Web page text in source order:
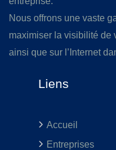
Nous offrons une vaste
maximiser la visibilité de
ainsi que sur l’Internet
Liens
Accueil
Entreprises